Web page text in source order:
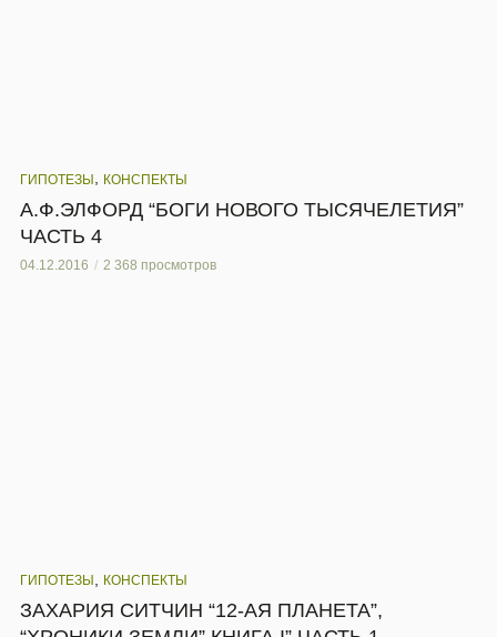
ГИПОТЕЗЫ, КОНСПЕКТЫ
А.Ф.ЭЛФОРД “БОГИ НОВОГО ТЫСЯЧЕЛЕТИЯ”
ЧАСТЬ 4
04.12.2016 2 368 просмотров
ГИПОТЕЗЫ КОНСПЕКТЫ
ЗАХАРИЯ СИТЧИН “12-АЯ ПЛАНЕТА”,